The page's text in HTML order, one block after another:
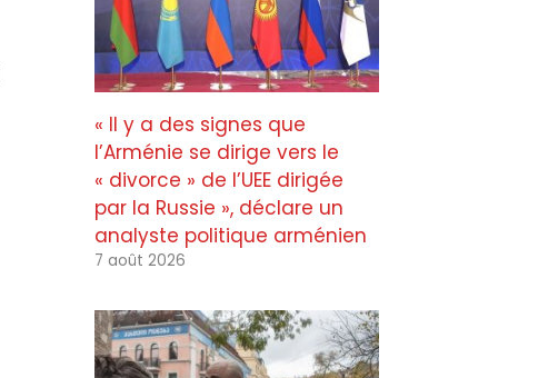
« Il y a des signes que
l’Arménie se dirige vers le
« divorce » de l’UEE dirigée
par la Russie », déclare un
analyste politique arménien
7 août 2026